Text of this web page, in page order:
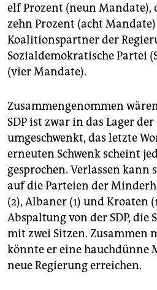
elf Prozent (neun Mandate),
zehn Prozent (acht
Koalitionspartner der
Sozialdemokratische Partei
(vier Mandate).
Zusammengenommen
SDP ist zwar in das Lager
umgeschwenkt, das letzte
erneuten Schwenk scheint
gesprochen. Verlassen kann
auf die Parteien der
(2), Albaner (1) und Kroaten
Abspaltung von der SDP, die
mit zwei Sitzen. Zusammen
könnte er eine hauchdünne
neue Regierung erreichen.